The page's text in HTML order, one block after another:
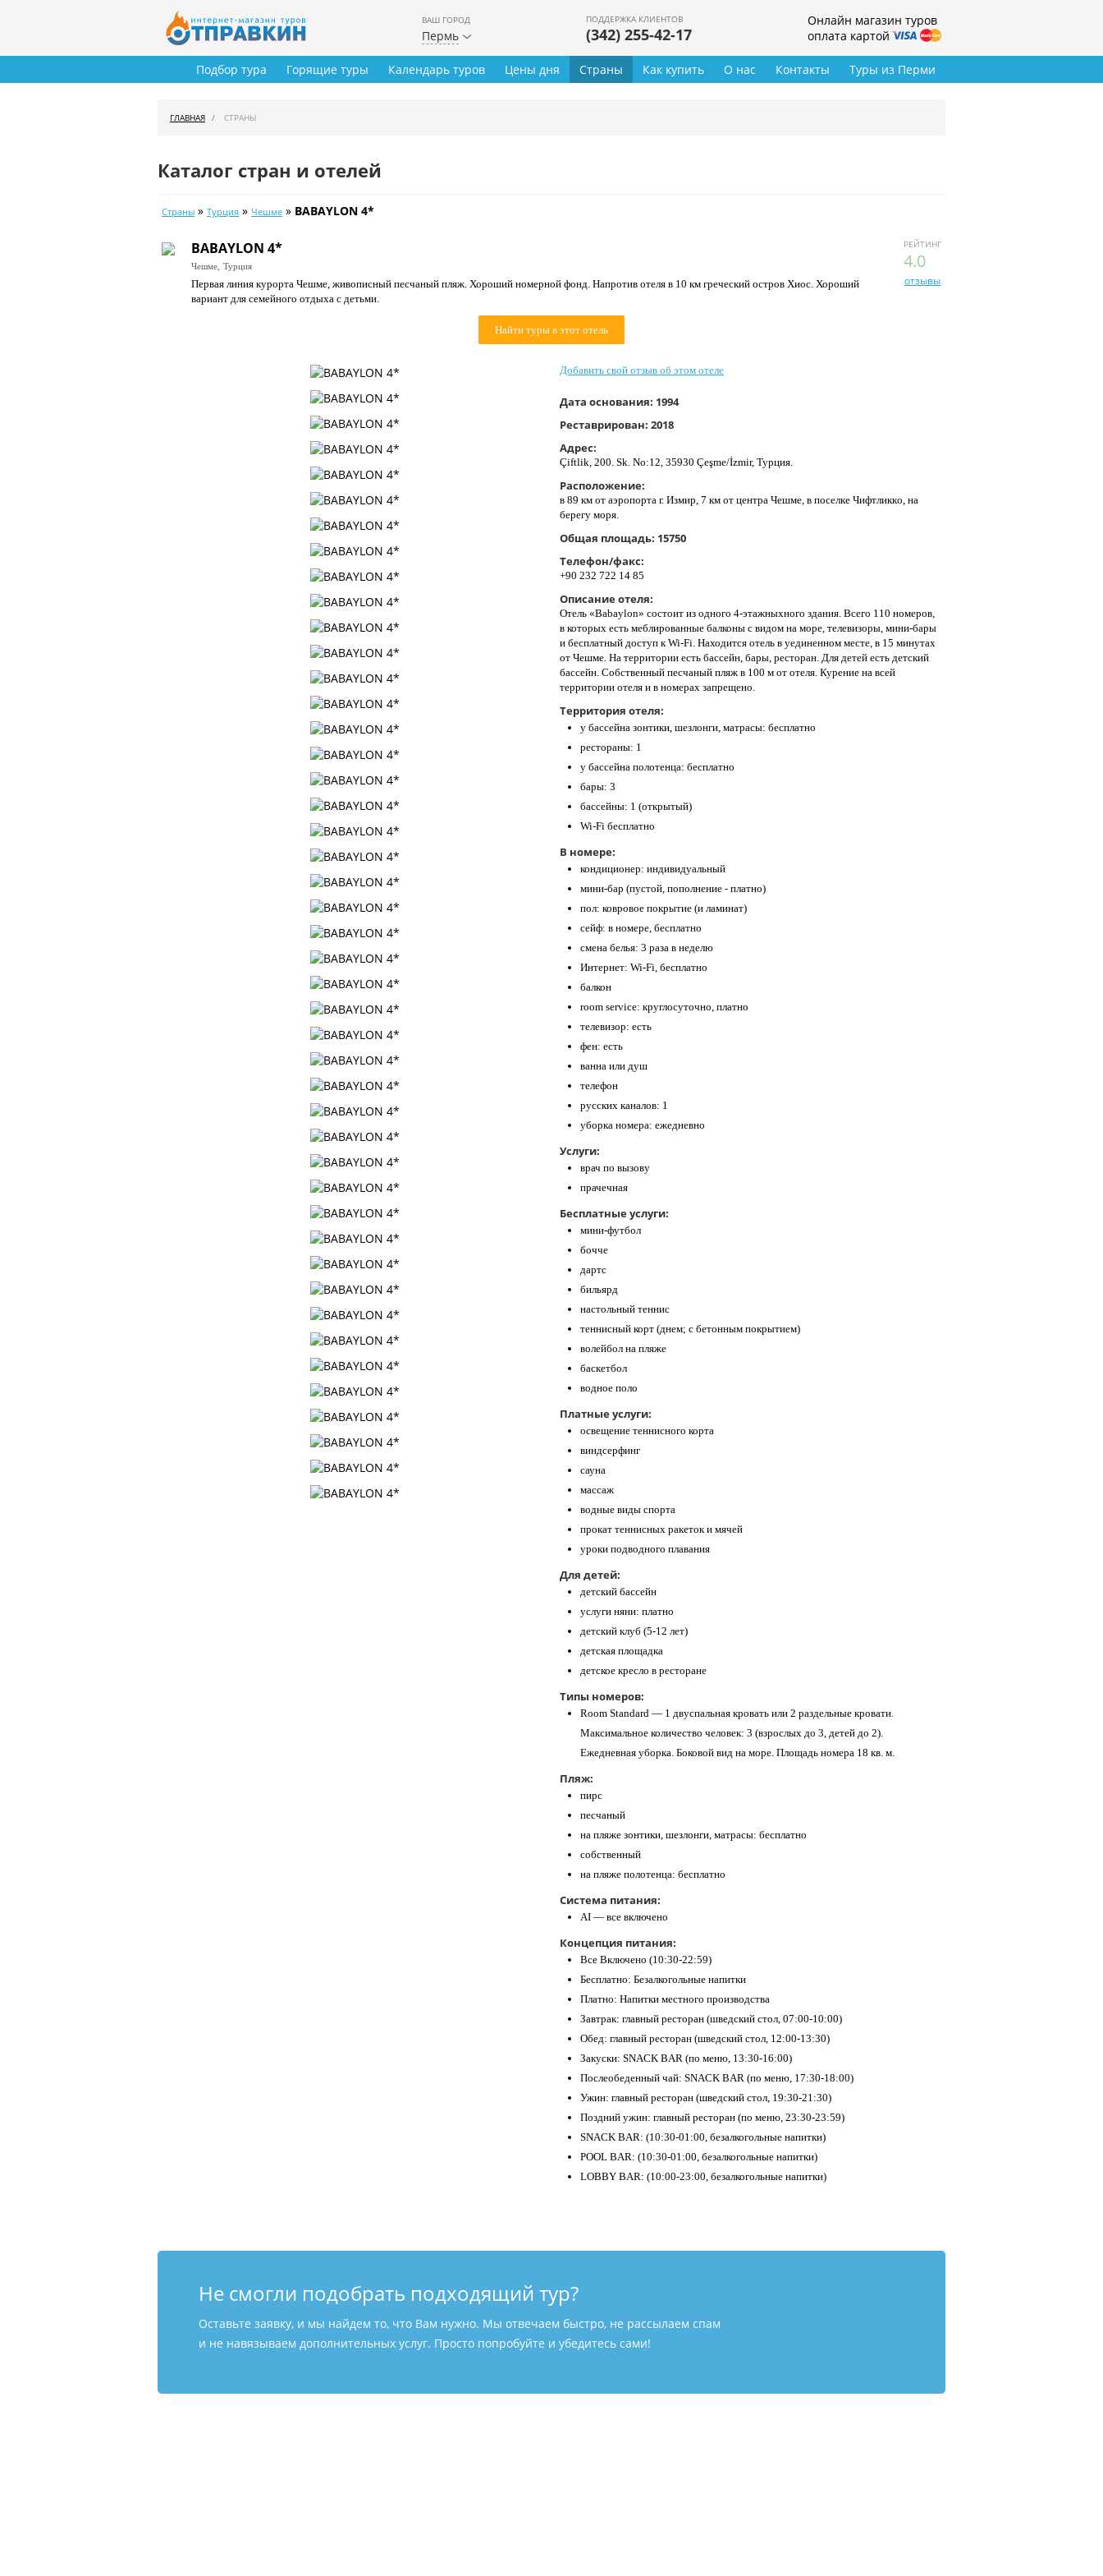
ВАШ ГОРОД
Пермь
ПОДДЕРЖКА КЛИЕНТОВ
(342) 255-42-17
Онлайн магазин туров
оплата картой
Туры из Перми
Подбор тура Горящие туры Календарь туров Цены дня Страны Как купить О нас Контакты
ГЛАВНАЯ СТРАНЫ
Каталог стран и отелей
Страны » Турция » Чешме » BABAYLON 4*
РЕЙТИНГ
4.0
отзывы
BABAYLON 4*
Чешме, Турция
Первая линия курорта Чешме, живописный песчаный пляж. Хороший номерной фонд. Напротив отеля в 10 км греческий остров Хиос. Хороший
вариант для семейного отдыха с детьми.
Найти туры в этот отель
Добавить свой отзыв об этом отеле
Дата основания: 1994
Реставрирован: 2018
Адрес:
Çiftlik, 200. Sk. No:12, 35930 Çeşme/İzmir, Турция.
Расположение:
в 89 км от аэропорта г. Измир, 7 км от центра Чешме, в поселке Чифтликкo, на
берегу моря.
Общая площадь: 15750
Телефон/факс:
+90 232 722 14 85
Описание отеля:
Отель «Babaylon» состоит из одного 4-этажныхного здания. Всего 110 номеров,
в которых есть меблированные балконы с видом на море, телевизоры, мини-бары
и бесплатный доступ к Wi-Fi. Находится отель в уединенном месте, в 15 минутах
от Чешме. На территории есть бассейн, бары, ресторан. Для детей есть детский
бассейн. Собственный песчаный пляж в 100 м от отеля. Курение на всей
территории отеля и в номерах запрещено.
Территория отеля:
у бассейна зонтики, шезлонги, матрасы: бесплатно
рестораны: 1
у бассейна полотенца: бесплатно
бары: 3
бассейны: 1 (открытый)
Wi-Fi бесплатно
В номере:
кондиционер: индивидуальный
мини-бар (пустой, пополнение - платно)
пол: ковровое покрытие (и ламинат)
сейф: в номере, бесплатно
смена белья: 3 раза в неделю
Интернет: Wi-Fi, бесплатно
балкон
room service: круглосуточно, платно
телевизор: есть
фен: есть
ванна или душ
телефон
русских каналов: 1
уборка номера: ежедневно
Услуги:
врач по вызову
прачечная
Бесплатные услуги:
мини-футбол
бочче
дартс
бильярд
настольный теннис
теннисный корт (днем; с бетонным покрытием)
волейбол на пляже
баскетбол
водное поло
Платные услуги:
освещение теннисного корта
виндсерфинг
сауна
массаж
водные виды спорта
прокат теннисных ракеток и мячей
уроки подводного плавания
Для детей:
детский бассейн
услуги няни: платно
детский клуб (5-12 лет)
детская площадка
детское кресло в ресторане
Типы номеров:
Room Standard — 1 двуспальная кровать или 2 раздельные кровати.
Максимальное количество человек: 3 (взрослых до 3, детей до 2).
Ежедневная уборка. Боковой вид на море. Площадь номера 18 кв. м.
Пляж:
пирс
песчаный
на пляже зонтики, шезлонги, матрасы: бесплатно
собственный
на пляже полотенца: бесплатно
Система питания:
AI — все включено
Концепция питания:
Все Включено (10:30-22:59)
Бесплатно: Безалкогольные напитки
Платно: Напитки местного производства
Завтрак: главный ресторан (шведский стол, 07:00-10:00)
Обед: главный ресторан (шведский стол, 12:00-13:30)
Закуски: SNACK BAR (по меню, 13:30-16:00)
Послеобеденный чай: SNACK BAR (по меню, 17:30-18:00)
Ужин: главный ресторан (шведский стол, 19:30-21:30)
Поздний ужин: главный ресторан (по меню, 23:30-23:59)
SNACK BAR: (10:30-01:00, безалкогольные напитки)
POOL BAR: (10:30-01:00, безалкогольные напитки)
LOBBY BAR: (10:00-23:00, безалкогольные напитки)
Не смогли подобрать подходящий тур?
Оставьте заявку, и мы найдем то, что Вам нужно. Мы отвечаем быстро, не рассылаем спам
и не навязываем дополнительных услуг. Просто попробуйте и убедитесь сами!